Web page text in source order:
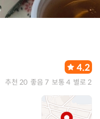
4.2
추천 20 좋음 7 보통 4 별로 2